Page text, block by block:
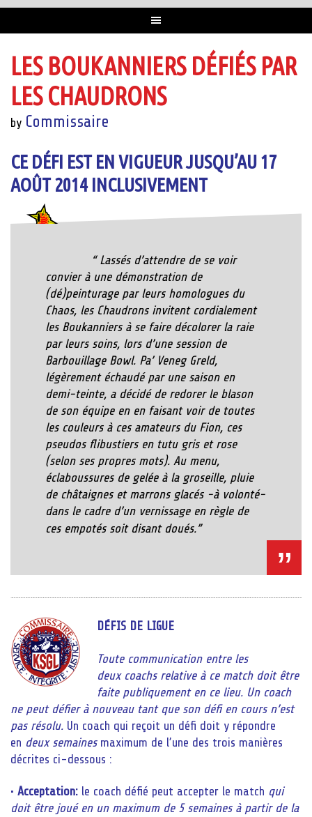
LES BOUKANNIERS DÉFIÉS PAR
LES CHAUDRONS
by Commissaire
CE DÉFI EST EN VIGUEUR JUSQU’AU 17
AOÛT 2014 INCLUSIVEMENT
“ Lassés d’attendre de se voir
convier à une démonstration de
(dé)peinturage par leurs homologues du
Chaos, les Chaudrons invitent cordialement
les Boukanniers à se faire décolorer la raie
par leurs soins, lors d’une session de
Barbouillage Bowl. Pa’ Veneg Greld,
légèrement échaudé par une saison en
demi-teinte, a décidé de redorer le blason
de son équipe en en faisant voir de toutes
les couleurs à ces amateurs du Fion, ces
pseudos flibustiers en tutu gris et rose
(selon ses propres mots). Au menu,
éclaboussures de gelée à la groseille, pluie
de châtaignes et marrons glacés -à volonté-
dans le cadre d’un vernissage en règle de
ces empotés soit disant doués.”
DÉFIS DE LIGUE
Toute communication entre les
deux coachs relative à ce match doit être
faite publiquement en ce lieu. Un coach
ne peut défier à nouveau tant que son défi en cours n’est
pas résolu. Un coach qui reçoit un défi doit y répondre
en deux semainesmaximum de l’une des trois manières
décrites ci-dessous :
• Acceptation: le coach défié peut accepter le match qui
doit être joué en un maximum de 5 semaines à partir de la